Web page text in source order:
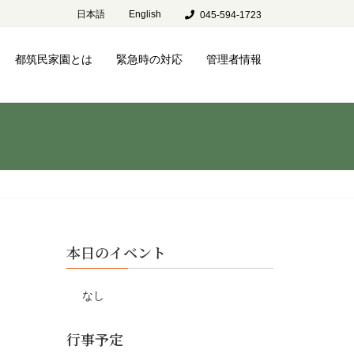
日本語 English 045-594-1723
都筑民家園とは 緊急時の対応 管理者情報
本日のイベント
なし
行事予定